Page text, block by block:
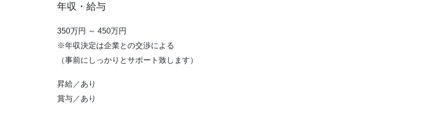
年収・給与
350万円 ～ 450万円
※年収決定は企業との交渉による
（事前にしっかりとサポート致します）
昇給／あり
賞与／あり